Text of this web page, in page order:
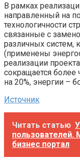
В рамках
направленный на
технологичности
связанные с
различных систем,
(применены
реализации
сокращается
на 20%, энергии –
Источник
Читать статью
пользователей.
бизнес портал